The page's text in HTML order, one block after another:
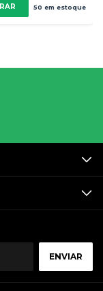
50 em estoque